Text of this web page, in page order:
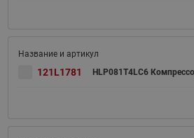
121L1781 HLP081T4LC6